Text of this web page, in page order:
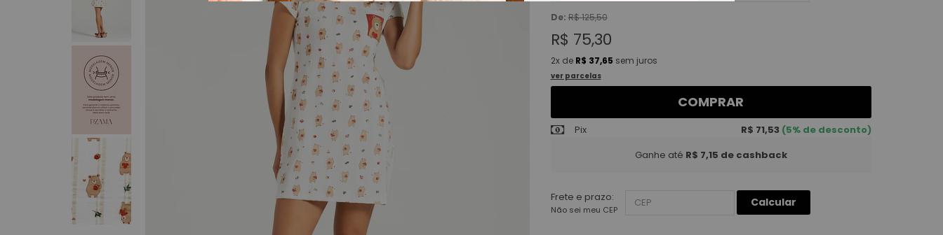
De:R$ 125,50
R$ 75,30
2xde R$ 37,65 sem juros
ver parcelas
COMPRAR
Pix R$ 71,53 (5% de desconto)
Ganhe até R$ 7,15 de cashback
Frete e prazo:
Não sei meu CEP
Calcular